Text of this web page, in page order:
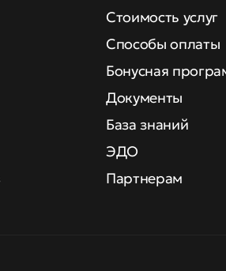
Стоимость услуг
Способы оплаты
Бонусная
Документы
База знаний
ЭДО
Партнерам